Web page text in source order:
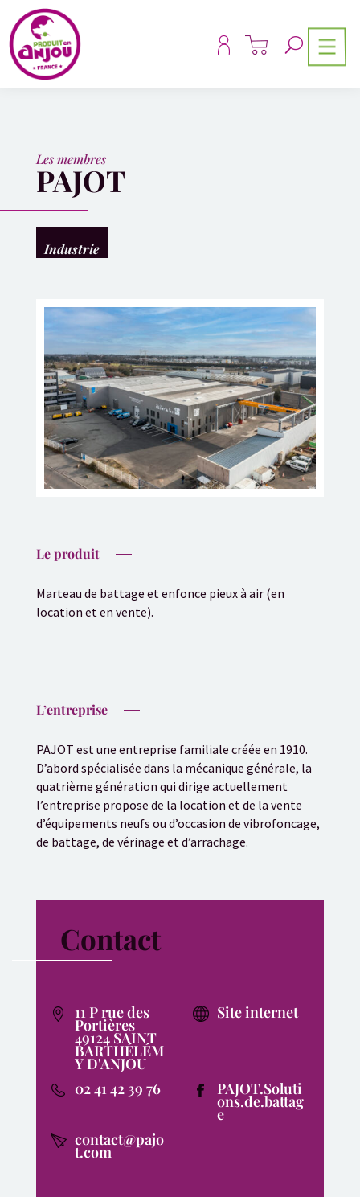
Les membres
PAJOT
Industrie
Le produit
Marteau de battage et enfonce pieux à air (en
location et en vente).
L’entreprise
PAJOT est une entreprise familiale créée en 1910.
D’abord spécialisée dans la mécanique générale, la
quatrième génération qui dirige actuellement
l’entreprise propose de la location et de la vente
d’équipements neufs ou d’occasion de vibrofoncage,
de battage, de vérinage et d’arrachage.
Contact
11 P rue des
Portières
49124 SAINT
BARTHÉLÉM
Y D'ANJOU
Site internet
02 41 42 39 76 PAJOT.Soluti
ons.de.battag
e
contact@pajo
t.com
Panneau de gestion des cookies